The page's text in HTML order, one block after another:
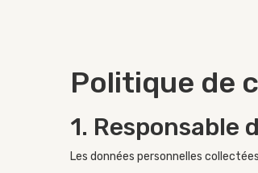
Politique de
1.
Les données personnelles